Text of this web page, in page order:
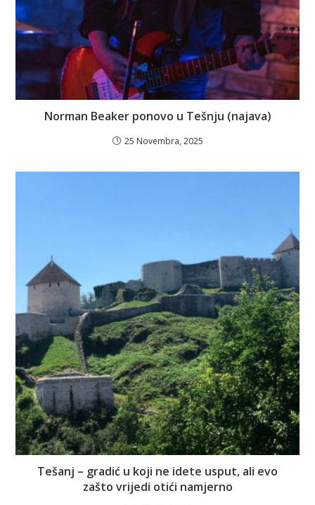
Norman Beaker ponovo u Tešnju (najava)
25 Novembra, 2025
Tešanj – gradić u koji ne idete usput, ali evo
zašto vrijedi otići namjerno